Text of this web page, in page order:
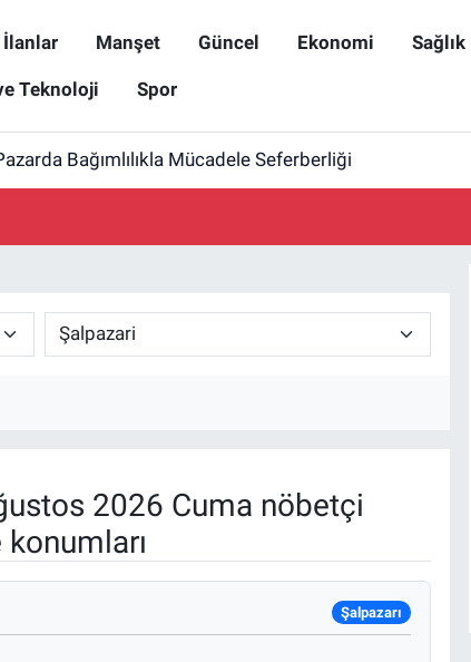
İlanlar Manşet Güncel Ekonomi Sağlık
Teknoloji Spor
Bağımlılıkla Mücadele Seferberliği
2026 Cuma nöbetçi
Şalpazarı